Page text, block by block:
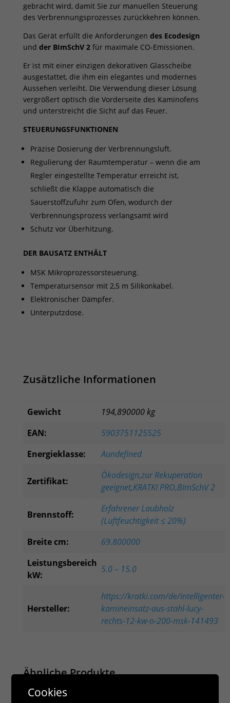
gebracht wird, damit Sie zur manuellen Steuerung
des Verbrennungsprozesses zurückkehren können.
Das Gerät erfüllt die Anforderungen des Ecodesign
und der BImSchV 2 für maximale CO-Emissionen.
Er ist mit einer einzigen dekorativen Glasscheibe
ausgestattet, die ihm ein elegantes und modernes
Aussehen verleiht. Die Verwendung dieser Lösung
vergrößert optisch die Vorderseite des Kaminofens
und unterstreicht die Sicht auf das Feuer.
STEUERUNGSFUNKTIONEN
Präzise Dosierung der Verbrennungsluft.
Regulierung der Raumtemperatur – wenn die am
Regler eingestellte Temperatur erreicht ist,
schließt die Klappe automatisch die
Sauerstoffzufuhr zum Ofen, wodurch der
Verbrennungsprozess verlangsamt wird
Schutz vor Überhitzung.
DER BAUSATZ ENTHÄLT
MSK Mikroprozessorsteuerung.
Temperatursensor mit 2,5 m Silikonkabel.
Elektronischer Dämpfer.
Unterputzdose.
Zusätzliche Informationen
Gewicht
194,890000 kg
EAN:
5903751125525
Energieklasse:
Aundefined
Zertifikat:
Ökodesign,zur Rekuperation
geeignet,KRATKI PRO,BImSchV 2
Brennstoff:
Erfahrener Laubholz
(Luftfeuchtigkeit ≤ 20%)
Breite cm:
69.800000
Leistungsbereich
kW:
5.0 – 15.0
Hersteller:
https://kratki.com/de/intelligenter-
kamineinsatz-aus-stahl-lucy-
rechts-12-kw-o-200-msk-141493
Ähnliche Produkte
Cookies